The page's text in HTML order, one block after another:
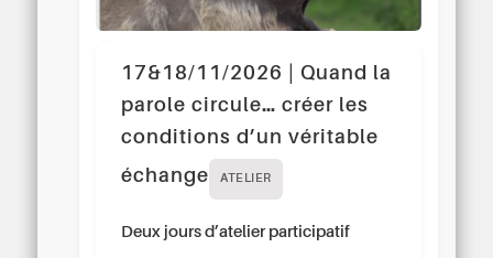
17&18/11/2026 | Quand la
parole circule… créer les
conditions d’un véritable
échange
ATELIER
Deux jours d’atelier participatif